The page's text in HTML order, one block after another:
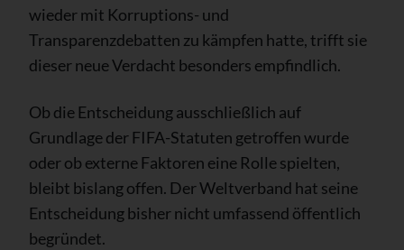
wieder mit Korruptions- und
Transparenzdebatten zu kämpfen hatte, trifft sie
dieser neue Verdacht besonders empfindlich.
Ob die Entscheidung ausschließlich auf
Grundlage der FIFA-Statuten getroffen wurde
oder ob externe Faktoren eine Rolle spielten,
bleibt bislang offen. Der Weltverband hat seine
Entscheidung bisher nicht umfassend öffentlich
begründet.